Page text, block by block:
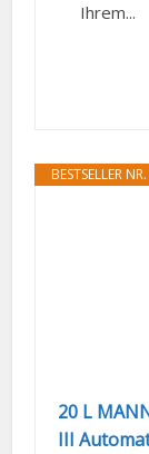
Ihrem...
BESTSELLER
20 L
III